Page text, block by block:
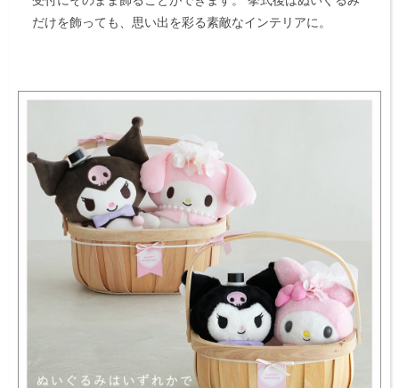
だけを飾っても、思い出を彩る素敵なインテリアに。